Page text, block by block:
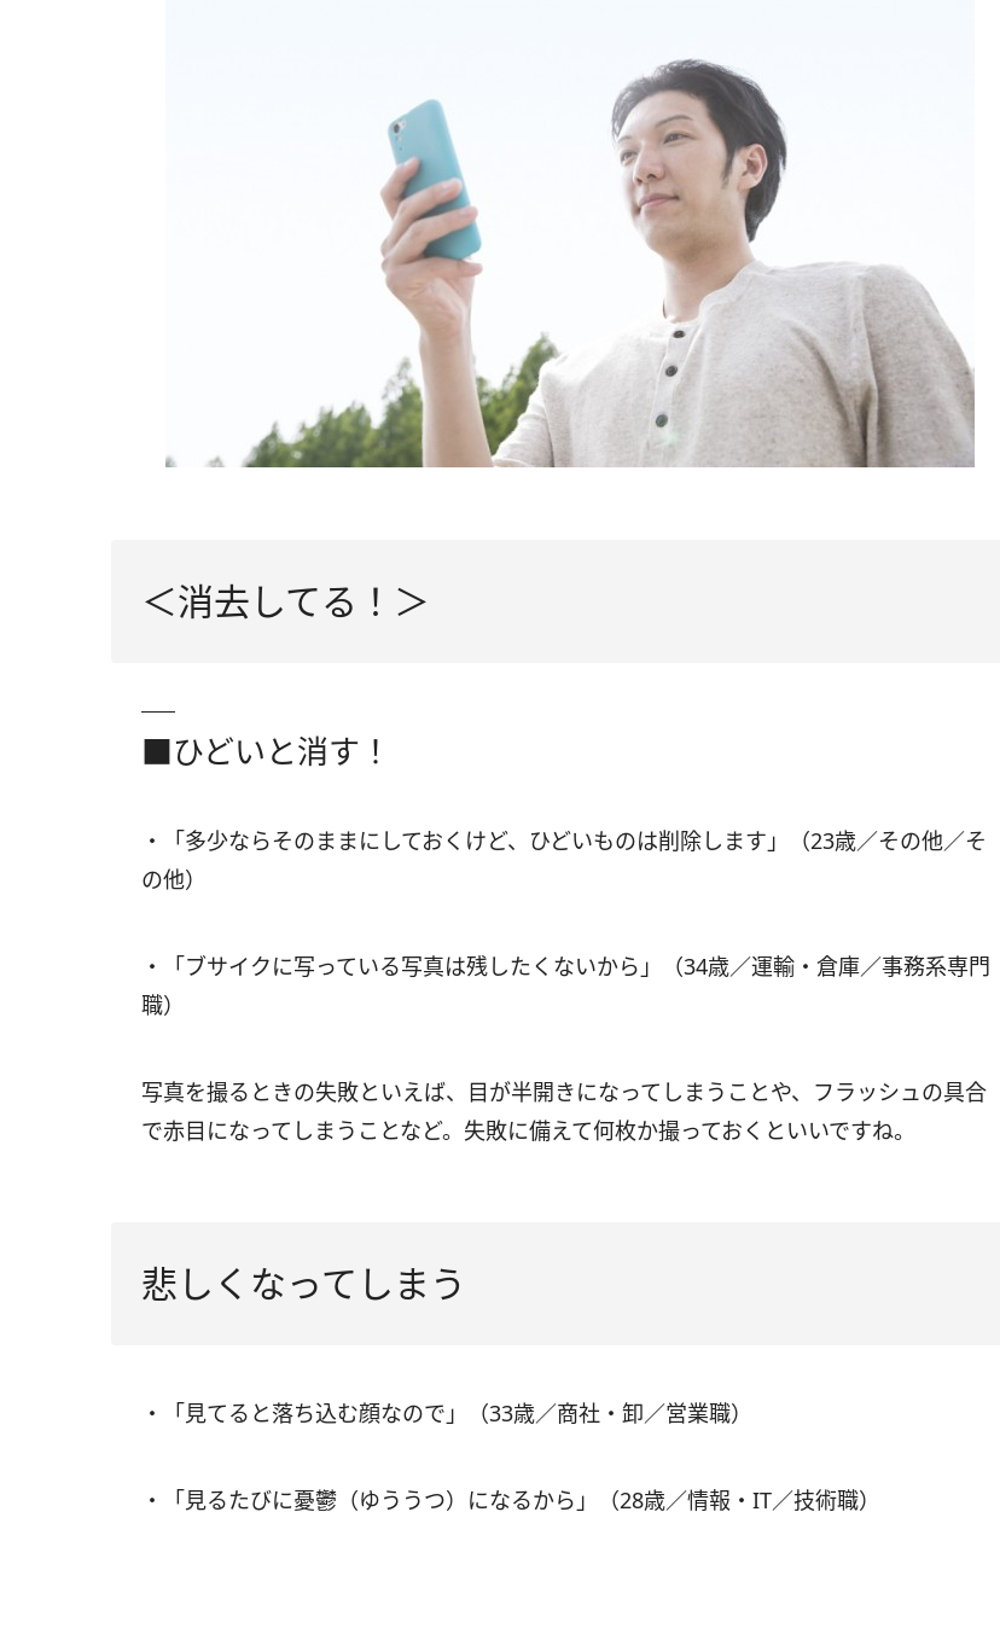
＜消去してる！＞
■ひどいと消す！
・「多少ならそのままにしておくけど、ひどいものは削除します」（23歳／その他／そ
の他）
・「ブサイクに写っている写真は残したくないから」（34歳／運輸・倉庫／事務系専門
職）
写真を撮るときの失敗といえば、目が半開きになってしまうことや、フラッシュの具合
で赤目になってしまうことなど。失敗に備えて何枚か撮っておくといいですね。
悲しくなってしまう
・「見てると落ち込む顔なので」（33歳／商社・卸／営業職）
・「見るたびに憂鬱（ゆううつ）になるから」（28歳／情報・IT／技術職）